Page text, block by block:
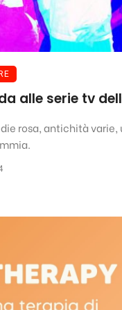
alle serie tv
rosa, antichità varie,